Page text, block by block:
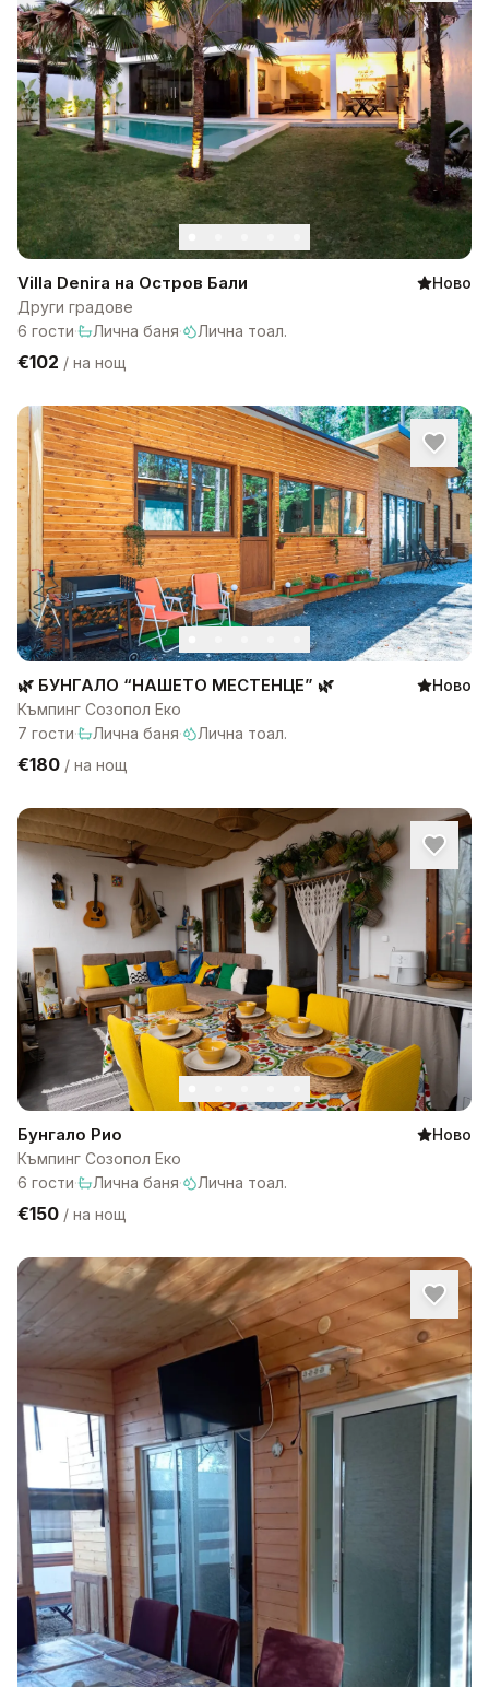
Villa Denira на Остров Бали
Ново
Други градове
6 гости· Лична баня· Лична тоал.
€102 / на нощ
🌿 БУНГАЛО “НАШЕТО МЕСТЕНЦЕ” 🌿
Ново
Къмпинг Созопол Еко
7 гости· Лична баня· Лична тоал.
€180 / на нощ
Бунгало Рио
Ново
Къмпинг Созопол Еко
6 гости· Лична баня· Лична тоал.
€150 / на нощ